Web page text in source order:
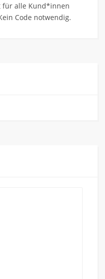
für alle Kund*innen
Code notwendig.